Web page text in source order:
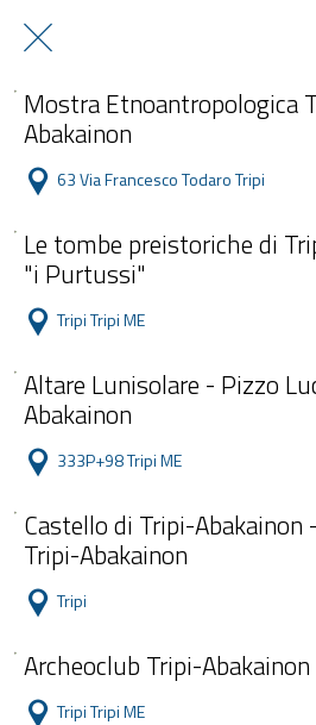
Mostra Etnoantropologica
Abakainon
63 Via Francesco Todaro Tripi
Le tombe preistoriche di
"i Purtussi"
Tripi Tripi ME
Altare Lunisolare - Pizzo
Abakainon
333P+98 Tripi ME
Castello di Tripi-Abakainon
Tripi-Abakainon
Tripi
Archeoclub Tripi-Abakainon
Tripi Tripi ME